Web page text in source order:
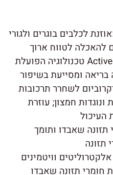
לכלבים בוגרים ולגורי
להאכלה לטווח ארוך
מכיל תוספת +ActiveBiome טכנולוגיה הפועלת
בריאה ומסייעת בשיפור
לשחרר תרכובות
חמצון; עוזרת
העיכול
שאבדו ותומך
תזונה
וויטמינים